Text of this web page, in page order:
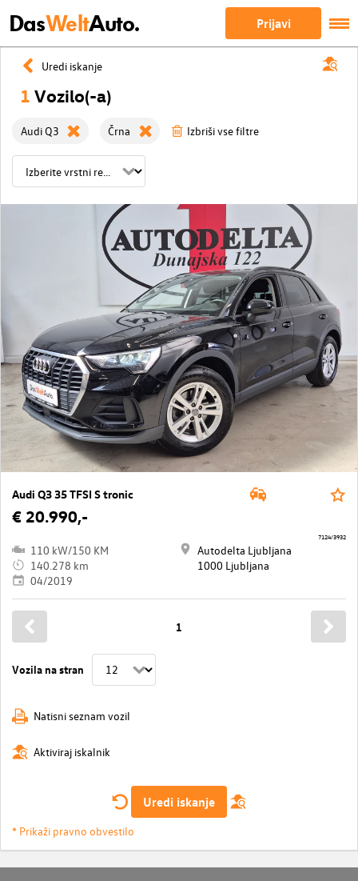
DasWeltAuto. Prijavi
Uredi iskanje
1 Vozilo(-a)
Audi Q3 Črna Izbriši vse filtre
Audi Q3 35 TFSI S tronic
€ 20.990,-
110 kW/150 KM
140.278 km
04/2019
Autodelta Ljubljana
1000 Ljubljana
7124/3932
Vozila na stran
1
Natisni seznam vozil
Aktiviraj iskalnik
Uredi iskanje
* Prikaži pravno obvestilo